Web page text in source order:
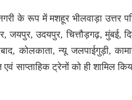
के रूप में मशहूर भीलवाड़ा
जयपुर, उदयपुर, चित्तौड़गढ़, मुंबई,
कोलकाता, न्यू जलपाईगुड़ी,
साप्ताहिक ट्रेनों को ही शामिल